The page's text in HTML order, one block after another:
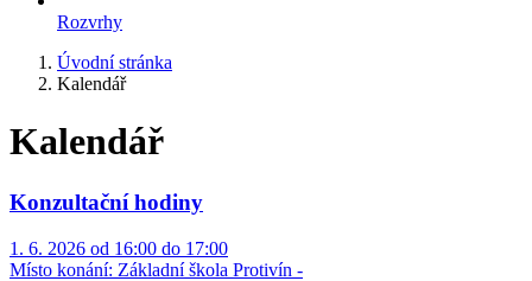
Rozvrhy
Úvodní stránka
Kalendář
Kalendář
Konzultační hodiny
1. 6. 2026 od 16:00 do 17:00
Místo konání: Základní škola Protivín -